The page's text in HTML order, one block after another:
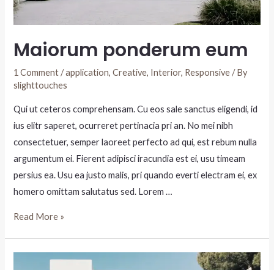
Maiorum ponderum eum
1 Comment /application,Creative, Interior, Responsive/ By
slighttouches
Qui ut ceteros comprehensam. Cu eos sale sanctus eligendi, id
ius elitr saperet, ocurreret pertinacia pri an. No mei nibh
consectetuer, semper laoreet perfecto ad qui, est rebum nulla
argumentum ei. Fierent adipisci iracundia est ei, usu timeam
persius ea. Usu ea justo malis, pri quando everti electram ei, ex
homero omittam salutatus sed. Lorem …
Read More »